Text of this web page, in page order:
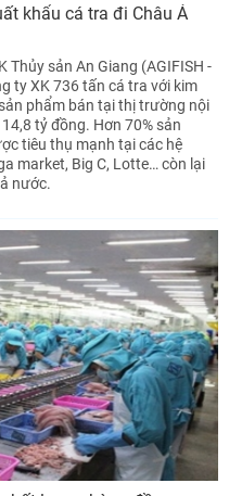
khẩu cá tra đi Châu Á
Thủy sản An Giang (AGIFISH -
ty XK 736 tấn cá tra với kim
phẩm bán tại thị trường nội
tỷ đồng. Hơn 70% sản
tiêu thụ mạnh tại các hệ
market, Big C, Lotte… còn lại
nước.